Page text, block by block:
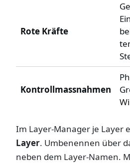
Rote Kräfte
Kontrollmassnahmen
Im Layer-Manager je Layer
Layer. Umbenennen über
neben dem Layer-Namen.